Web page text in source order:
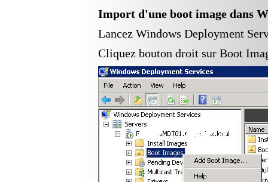
Import d'une boot image dans
Lancez Windows Deployment
Cliquez bouton droit sur Boot